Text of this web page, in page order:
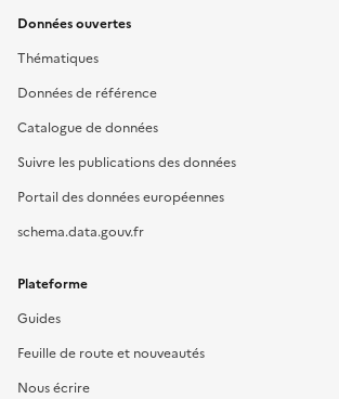
Données ouvertes
Thématiques
Données de référence
Catalogue de données
Suivre les publications des données
Portail des données européennes
schema.data.gouv.fr
Plateforme
Guides
Feuille de route et nouveautés
Nous écrire